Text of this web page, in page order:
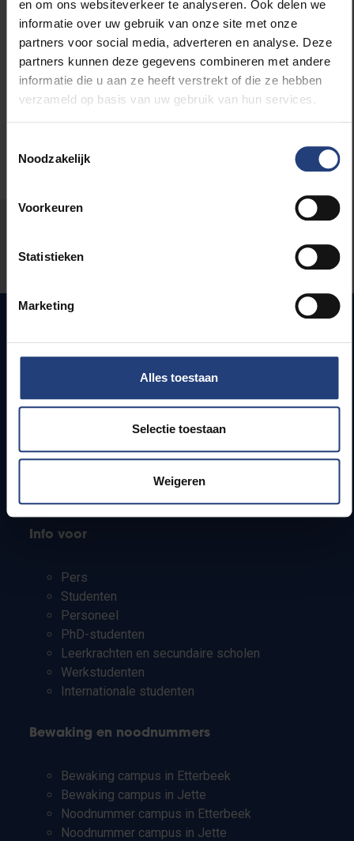
en om ons websiteverkeer te analyseren. Ook delen we
informatie over uw gebruik van onze site met onze
partners voor social media, adverteren en analyse. Deze
partners kunnen deze gegevens combineren met andere
informatie die u aan ze heeft verstrekt of die ze hebben
verzameld op basis van uw gebruik van hun services.
Noodzakelijk
Voorkeuren
Statistieken
Marketing
Alles toestaan
Selectie toestaan
Weigeren
Maatschappij en engagement
Snel naar
Webmail
Bereikbaarheid
Onderzoeksgroepen
Info voor
Pers
Studenten
Personeel
PhD-studenten
Leerkrachten en secundaire scholen
Werkstudenten
Internationale studenten
Bewaking en noodnummers
Bewaking campus in Etterbeek
Bewaking campus in Jette
Noodnummer campus in Etterbeek
Noodnummer campus in Jette